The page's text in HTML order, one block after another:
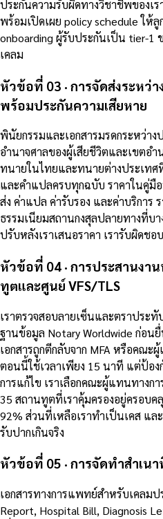
ประกันความรับผิดทางวิชาชีพของเ
พร้อมเปิดเผย policy schedule ให้
onboarding ผู้รับประกันเป็น tier-1
เคลม
หัวข้อที่ 03 · การจัดส่งระหว่า
พร้อมประกันความเสียหาย
พินัยกรรมและเอกสารมรดกระหว่า
อำนาจศาลของผู้เสียชีวิตและเขตอ
ทนายในไทยและทนายต่างประเทศ
และคำแปลครบทุกฉบับ ราคาในคู่มือ
ส่ง ค่าแปล ค่ารับรอง และค่าบริการ
ธรรมเนียมสถานกงสุลปลายทางที่บ
ปรับหลังเราเสนอราคา เรารับผิดชอ
หัวข้อที่ 04 · การประสานง
ทูตและศูนย์ VFS/TLS
เราตรวจสอบลายเซ็นและตราประ
ฐานข้อมูล Notary Worldwide ก่อน
เอกสารถูกตีกลับจาก MFA หรือคณ
ตอนนี้ใช้เวลาเพียง 15 นาที แต่ป้อง
การแก้ไข เราเลือกคณะผู้แทนทางก
35 สถานทูตที่เราคุ้มครองอยู่ครอบค
92% ส่วนที่เหลือเราทำเป็นเคส แ
รับปากเกินจริง
หัวข้อที่ 05 · การจัดทำสำเน
เอกสารทางการแพทย์สำหรับเคลม
Report, Hospital Bill, Diagnosis